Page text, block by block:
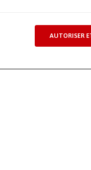
AUTORISER